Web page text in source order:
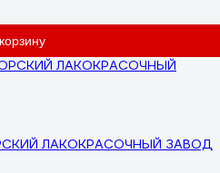
ЛАКОКРАСОЧНЫЙ ЗАВОД